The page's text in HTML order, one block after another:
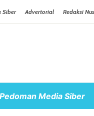
Siber Advertorial Redaksi
Pedoman Media Siber